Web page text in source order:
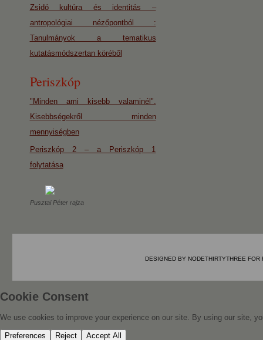
Zsidó kultúra és identitás –
antropológiai nézőpontból :
Tanulmányok a tematikus
kutatásmódszertan köréből
Periszkóp
"Minden ami kisebb valaminél".
Kisebbségekről minden
mennyiségben
Periszkóp 2 – a Periszkóp 1
folytatása
Pusztai Péter rajza
DESIGNED BY NODETHIRTYTHREE FOR